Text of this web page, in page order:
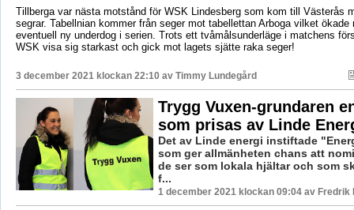
Tillberga var nästa motstånd för WSK Lindesberg som kom till Västerås
segrar. Tabellnian kommer från seger mot tabellettan Arboga vilket ökade
eventuell ny underdog i serien. Trots ett tvåmålsunderläge i matchens
WSK visa sig starkast och gick mot lagets sjätte raka seger!
3 december 2021 klockan 22:10 av Timmy Lundegård
Trygg Vuxen-grundaren
som prisas av Linde
Det av Linde energi instiftade
som ger allmänheten chans att
de ser som lokala hjältar och som
f...
1 december 2021 klockan 09:04 av Fredrik